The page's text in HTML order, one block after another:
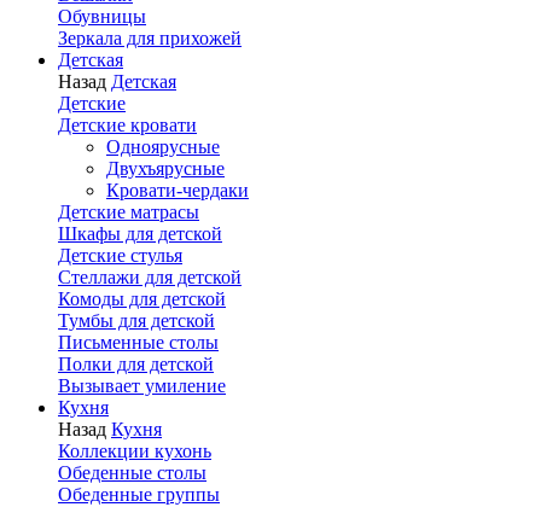
Обувницы
Зеркала для прихожей
Детская
Назад Детская
Детские
Детские кровати
Одноярусные
Двухъярусные
Кровати-чердаки
Детские матрасы
Шкафы для детской
Детские стулья
Стеллажи для детской
Комоды для детской
Тумбы для детской
Письменные столы
Полки для детской
Вызывает умиление
Кухня
Назад Кухня
Коллекции кухонь
Обеденные столы
Обеденные группы